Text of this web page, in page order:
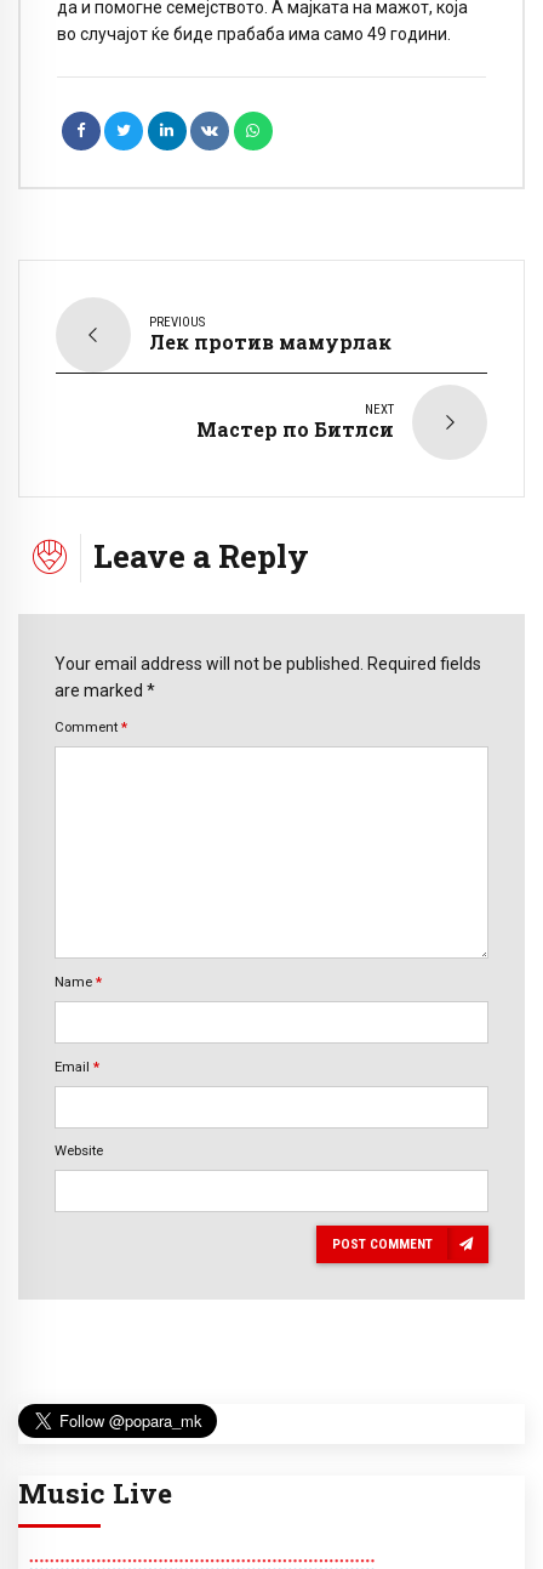
да и помогне семејството. А мајката на мажот, која
во случајот ќе биде прабаба има само 49 години.
PREVIOUS
Лек против мамурлак
NEXT
Мастер по Битлси
Leave a Reply
Your email address will not be published. Required fields
are marked *
Comment *
Name *
Email *
Website
POST COMMENT
Music Live